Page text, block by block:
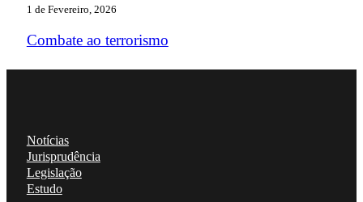
1 de Fevereiro, 2026
Combate ao terrorismo
Notícias
Jurisprudência
Legislação
Estudo